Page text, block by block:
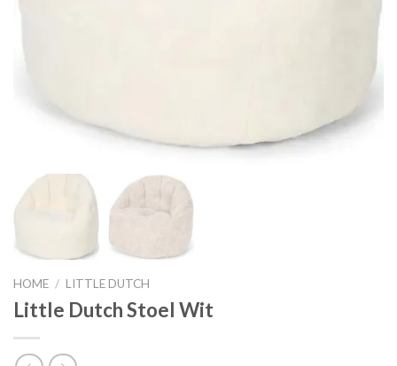
HOME / LITTLE DUTCH
Little Dutch Stoel Wit